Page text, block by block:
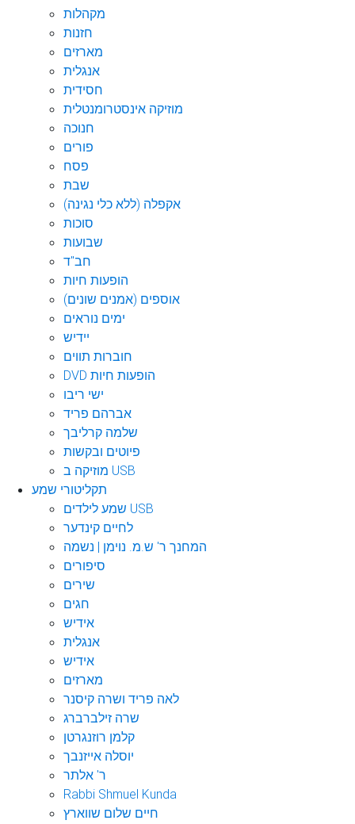
מקהלות
חזנות
מארזים
אנגלית
חסידית
מוזיקה אינסטרומנטלית
חנוכה
פורים
פסח
שבת
אקפלה (ללא כלי נגינה)
סוכות
שבועות
חב"ד
הופעות חיות
אוספים (אמנים שונים)
ימים נוראים
יידיש
חוברות תווים
DVD הופעות חיות
ישי ריבו
אברהם פריד
שלמה קרליבך
פיוטים ובקשות
מוזיקה ב USB
תקליטורי שמע
שמע לילדים USB
לחיים קינדער
המחנך ר' ש.מ. נוימן | נשמה
סיפורים
שירים
חגים
אידיש
אנגלית
אידיש
מארזים
לאה פריד ושרה קיסנר
שרה זילברברג
קלמן רוזנגרטן
יוסלה אייזנבך
ר' אלתר
Rabbi Shmuel Kunda
חיים שלום שווארץ